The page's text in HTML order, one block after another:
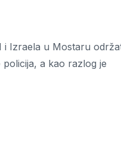
i Izraela u Mostaru
policija, a kao razlog je